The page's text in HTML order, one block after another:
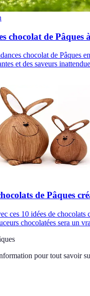
chocolat de Pâques
chocolat de Pâques
et des saveurs
de Pâques
ces 10 idées de chocolats
chocolatées sera un
pour tout savoir